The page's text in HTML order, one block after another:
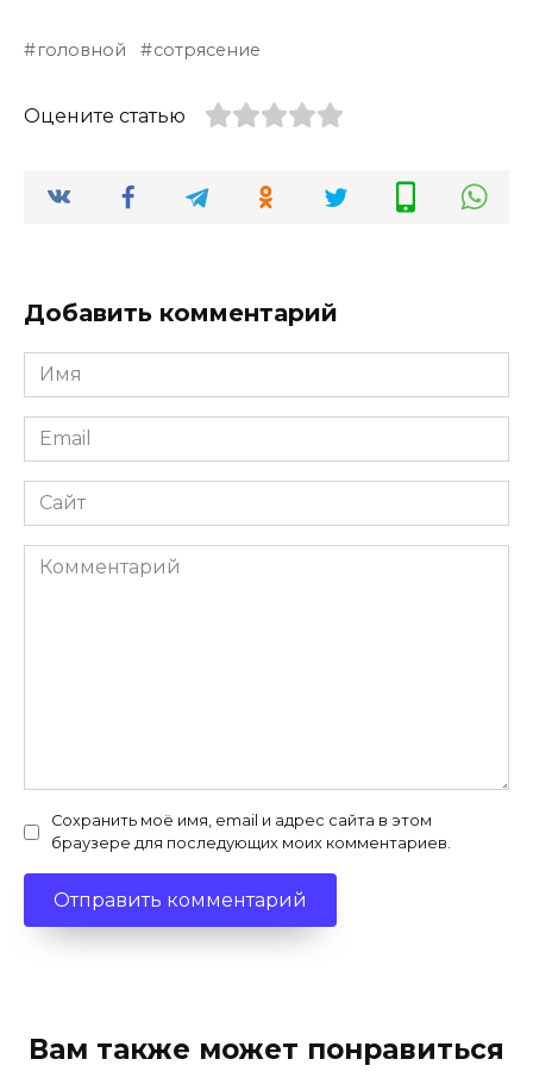
головной сотрясение
Оцените статью
Добавить комментарий
Имя
*
Email
*
Сайт
Комментарий
Сохранить моё имя, email и адрес сайта в этом
браузере для последующих моих комментариев.
Вам также может понравиться